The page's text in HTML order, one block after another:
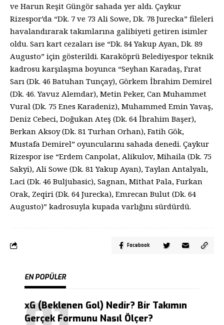
ve Harun Reşit Güngör sahada yer aldı. Çaykur
Rizespor’da “Dk. 7 ve 73 Ali Sowe, Dk. 78 Jurecka” fileleri
havalandırarak takımlarına galibiyeti getiren isimler
oldu. Sarı kart cezaları ise “Dk. 84 Yakup Ayan, Dk. 89
Augusto” için gösterildi. Karaköprü Belediyespor teknik
kadrosu karşılaşma boyunca “Seyhan Karadaş, Fırat
Sarı (Dk. 46 Batuhan Tunçay), Görkem İbrahim Demirel
(Dk. 46. Yavuz Alemdar), Metin Peker, Can Muhammet
Vural (Dk. 75 Enes Karadeniz), Muhammed Emin Yavaş,
Deniz Cebeci, Doğukan Ateş (Dk. 64 İbrahim Başer),
Berkan Aksoy (Dk. 81 Turhan Orhan), Fatih Gök,
Mustafa Demirel” oyuncularını sahada denedi. Çaykur
Rizespor ise “Erdem Canpolat, Alikulov, Mihaila (Dk. 75
Sakyi), Ali Sowe (Dk. 81 Yakup Ayan), Taylan Antalyalı,
Laci (Dk. 46 Buljubasic), Sagnan, Mithat Pala, Furkan
Orak, Zeqiri (Dk. 64 Jurecka), Emrecan Bulut (Dk. 64
Augusto)” kadrosuyla kupada varlığını sürdürdü.
Facebook
EN POPÜLER
xG (Beklenen Gol) Nedir? Bir Takımın
Gerçek Formunu Nasıl Ölçer?